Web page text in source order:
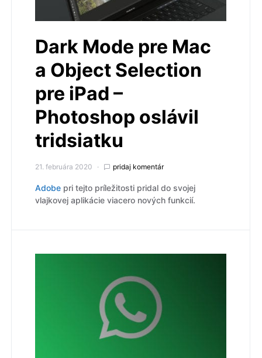
Dark Mode pre Mac
a Object Selection
pre iPad –
Photoshop oslávil
tridsiatku
21. februára 2020 pridaj komentár
Adobe pri tejto príležitosti pridal do svojej
vlajkovej aplikácie viacero nových funkcií.